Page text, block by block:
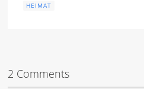
HEIMAT
2 Comments